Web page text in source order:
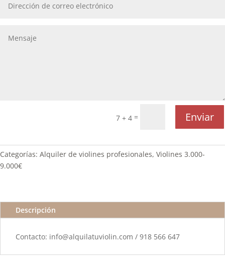
7 + 4 = Enviar
Categorías: Alquiler de violines profesionales, Violines 3.000-
9.000€
Descripción
Contacto: info@alquilatuviolin.com / 918 566 647